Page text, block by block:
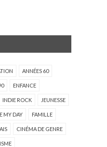
ANNÉES 60
ENFANCE
INDIE ROCK JEUNESSE
MY DAY FAMILLE
CINÉMA DE GENRE